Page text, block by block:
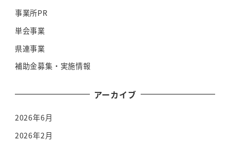
事業所PR
単会事業
県連事業
補助金募集・実施情報
アーカイブ
2026年6月
2026年2月